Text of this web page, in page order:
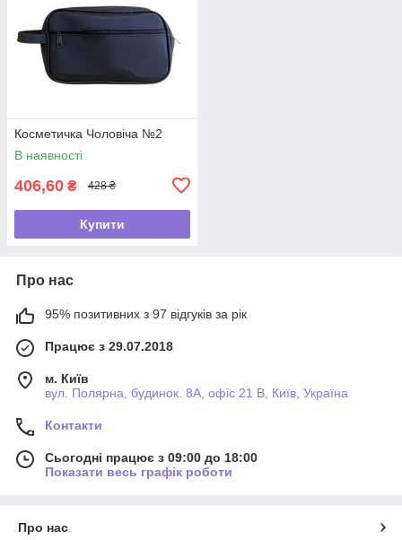
Косметичка Чоловіча №2
В наявності
406,60 ₴ 428 ₴
Купити
Про нас
95% позитивних з 97 відгуків за рік
Працює з 29.07.2018
м. Київ
вул. Полярна, будинок. 8А, офіс 21 В, Київ, Україна
Контакти
Сьогодні працює з 09:00 до 18:00
Показати весь графік роботи
Про нас